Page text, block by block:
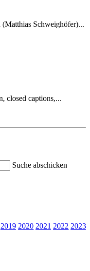
Schweighöfer)...
closed captions,...
Suche abschicken
2019 2020 2021 2022 2023